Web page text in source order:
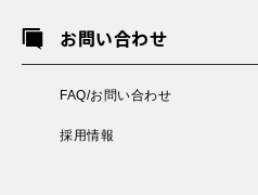
お問い合わせ
FAQ/お問い合わせ
採用情報